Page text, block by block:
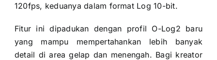
120fps, keduanya dalam format Log 10-bit.
Fitur ini dipadukan dengan profil O-Log2 baru
yang mampu mempertahankan lebih banyak
detail di area gelap dan menengah. Bagi kreator